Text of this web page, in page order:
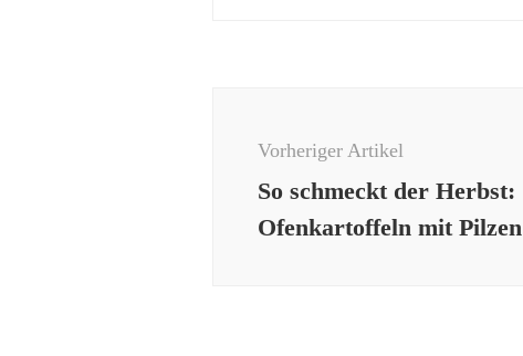
Vorheriger Artikel
So schmeckt der Herbst:
Ofenkartoffeln mit Pilzen